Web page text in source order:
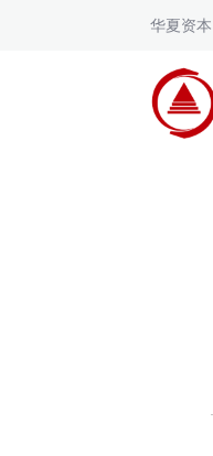
华夏资本